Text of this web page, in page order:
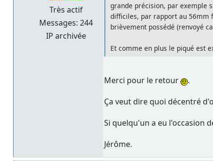
Très actif
Messages: 244
IP archivée
grande précision, par exemple
difficiles, par rapport au 56mm
brièvement possédé (renvoyé
Et comme en plus le piqué est
Merci pour le retour
.
Ça veut dire quoi décentré
Si quelqu'un a eu l'occasion
Jérôme.